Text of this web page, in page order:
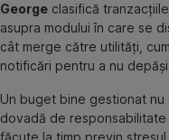
George clasifică
asupra modului în care se
cât merge către utilități,
notificări pentru a nu
Un buget bine gestionat
dovadă de responsabilitate
făcute la timp previn